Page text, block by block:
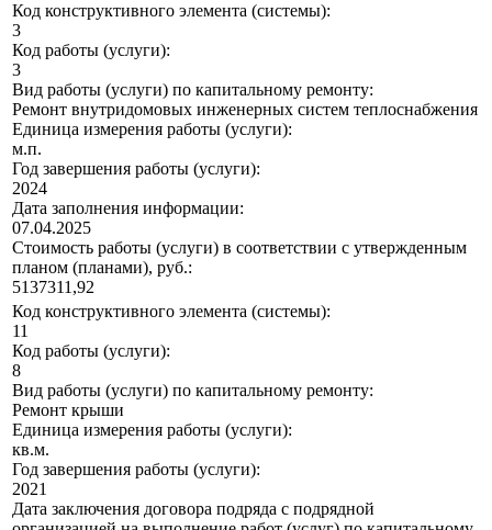
Код конструктивного элемента (системы):
3
Код работы (услуги):
3
Вид работы (услуги) по капитальному ремонту:
Ремонт внутридомовых инженерных систем теплоснабжения
Единица измерения работы (услуги):
м.п.
Год завершения работы (услуги):
2024
Дата заполнения информации:
07.04.2025
Стоимость работы (услуги) в соответствии с утвержденным
планом (планами), руб.:
5137311,92
Код конструктивного элемента (системы):
11
Код работы (услуги):
8
Вид работы (услуги) по капитальному ремонту:
Ремонт крыши
Единица измерения работы (услуги):
кв.м.
Год завершения работы (услуги):
2021
Дата заключения договора подряда с подрядной